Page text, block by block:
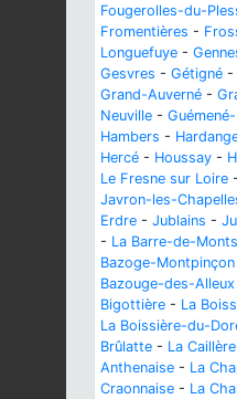
Fougerolles-du-
Fromentières -
Longuefuye -
Gesvres - Gétigné -
Grand-Auverné -
Neuville -
Hambers -
Hercé - Houssay -
Le Fresne sur Loire -
Javron-les-
Erdre - Jublains -
- La Barre-de-Monts
Bazoge-Montpinçon
Bazouge-des-Alleux
Bigottière - La
La Boissière-du-
Brûlatte - La
Anthenaise - La
Craonnaise - La